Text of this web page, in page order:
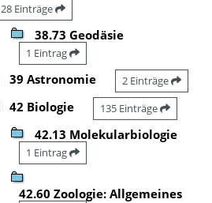
28 Einträge
38.73 Geodäsie
1 Eintrag
39 Astronomie 2 Einträge
42 Biologie 135 Einträge
42.13 Molekularbiologie
1 Eintrag
42.60 Zoologie: Allgemeines